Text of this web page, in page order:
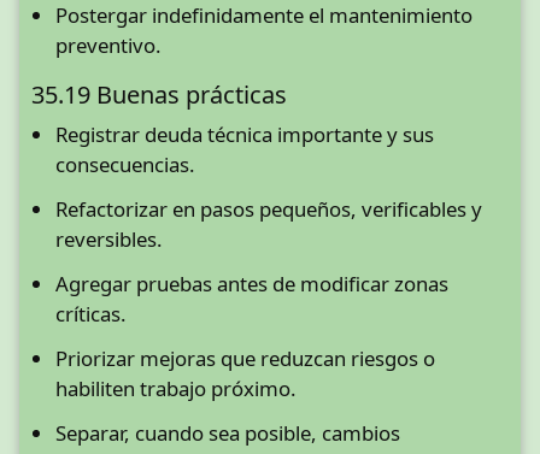
Postergar indefinidamente el mantenimiento
preventivo.
35.19 Buenas prácticas
Registrar deuda técnica importante y sus
consecuencias.
Refactorizar en pasos pequeños, verificables y
reversibles.
Agregar pruebas antes de modificar zonas
críticas.
Priorizar mejoras que reduzcan riesgos o
habiliten trabajo próximo.
Separar, cuando sea posible, cambios